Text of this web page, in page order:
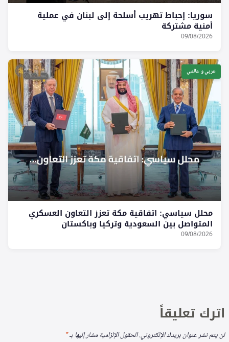
سوريا: إحباط تهريب أسلحة إلى لبنان في عملية
أمنية مشتركة
09/08/2026
عربي و عالمي
محلل سياسي: اتفاقية مكة تعزز التعاون العسكري
المتواصل بين السعودية وتركيا وباكستان
09/08/2026
اترك تعليقاً
لن يتم نشر عنوان بريدك الإلكتروني.الحقول الإلزامية مشار إليها بـ*